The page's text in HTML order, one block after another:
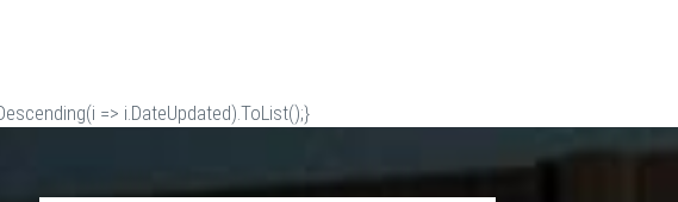
=> i.DateUpdated).ToList();}